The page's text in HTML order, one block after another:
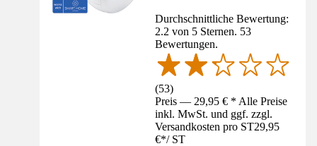
Durchschnittliche Bewertung:
2.2 von 5 Sternen. 53
Bewertungen.
(53)
Preis — 29,95 € * Alle Preise
inkl. MwSt. und ggf. zzgl.
Versandkosten pro ST29,95
€*/ ST